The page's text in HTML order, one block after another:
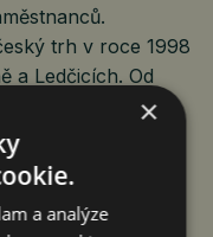
trh v roce 1998
a Ledčicích. Od
závodem ve
Sievert zahrnují
speciální
památkových
×
a analýze